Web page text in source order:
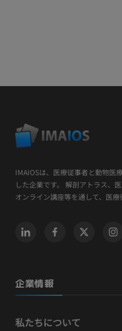
IMAIOSは、医療従事者と動物医
した企業です。 解剖アトラス、
オンライン講座等を通して、医
企業情報
私たちについて